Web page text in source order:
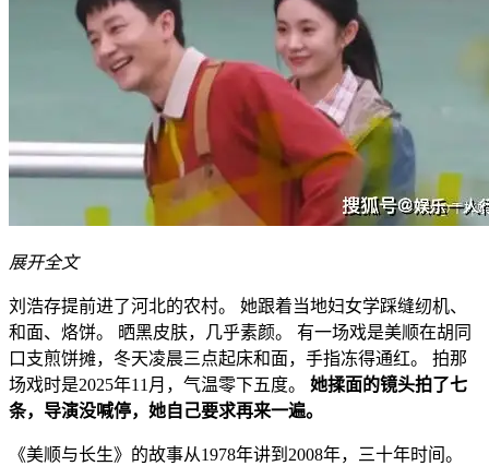
展开全文
刘浩存提前进了河北的农村。 她跟着当地妇女学踩缝纫机、
和面、烙饼。 晒黑皮肤，几乎素颜。 有一场戏是美顺在胡同
口支煎饼摊，冬天凌晨三点起床和面，手指冻得通红。 拍那
场戏时是2025年11月，气温零下五度。 她揉面的镜头拍了七
条，导演没喊停，她自己要求再来一遍。
《美顺与长生》的故事从1978年讲到2008年，三十年时间。